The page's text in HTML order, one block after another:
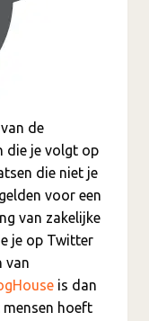
de
die je volgt op
die niet je
voor een
van zakelijke
je op Twitter
van
is dan
hoeft